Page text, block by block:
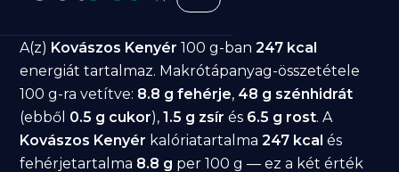
A(z) Kovászos Kenyér 100 g-ban247 kcal
energiát tartalmaz. Makrótápanyag-összetétele
100 g-ra vetítve: 8.8 g fehérje, 48 g szénhidrát
(ebből 0.5 g cukor),1.5 g zsír és 6.5 g rost. A
Kovászos Kenyér kalóriatartalma247 kcal és
fehérjetartalma 8.8 g per 100 g — ez a két érték